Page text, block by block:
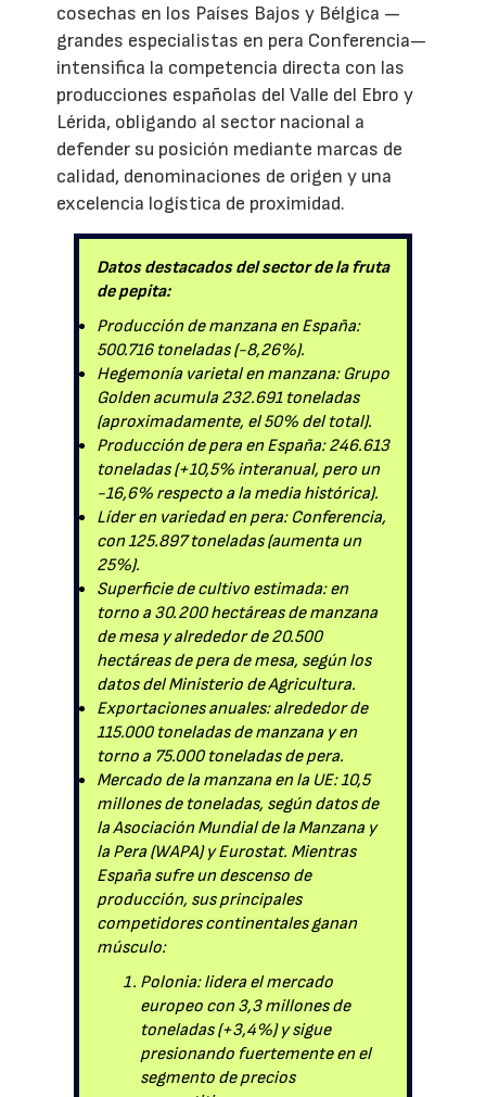
cosechas en los Países Bajos y Bélgica —
grandes especialistas en pera Conferencia—
intensifica la competencia directa con las
producciones españolas del Valle del Ebro y
Lérida, obligando al sector nacional a
defender su posición mediante marcas de
calidad, denominaciones de origen y una
excelencia logística de proximidad.
Datos destacados del sector de la fruta
de pepita:
Producción de manzana en España:
500.716 toneladas (-8,26%).
Hegemonía varietal en manzana: Grupo
Golden acumula 232.691 toneladas
(aproximadamente, el 50% del total).
Producción de pera en España: 246.613
toneladas (+10,5% interanual, pero un
-16,6% respecto a la media histórica).
Líder en variedad en pera: Conferencia,
con 125.897 toneladas (aumenta un
25%).
Superficie de cultivo estimada: en
torno a 30.200 hectáreas de manzana
de mesa y alrededor de 20.500
hectáreas de pera de mesa, según los
datos del Ministerio de Agricultura.
Exportaciones anuales: alrededor de
115.000 toneladas de manzana y en
torno a 75.000 toneladas de pera.
Mercado de la manzana en la UE: 10,5
millones de toneladas, según datos de
la Asociación Mundial de la Manzana y
la Pera (WAPA) y Eurostat. Mientras
España sufre un descenso de
producción, sus principales
competidores continentales ganan
músculo:
Polonia: lidera el mercado
europeo con 3,3 millones de
toneladas (+3,4%) y sigue
presionando fuertemente en el
segmento de precios